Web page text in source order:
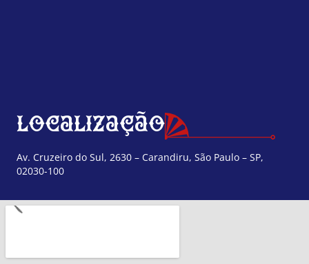
Localização
Av. Cruzeiro do Sul, 2630 – Carandiru, São Paulo – SP,
02030-100